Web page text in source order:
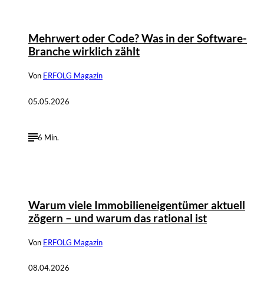
Mehrwert oder Code? Was in der Software-
Branche wirklich zählt
Von ERFOLG Magazin
05.05.2026
6 Min.
Warum viele Immobilieneigentümer aktuell
zögern – und warum das rational ist
Von ERFOLG Magazin
08.04.2026